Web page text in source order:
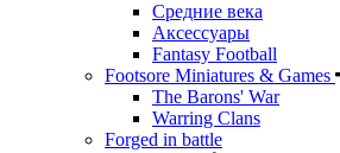
Средние века
Аксессуары
Fantasy Football
Footsore Miniatures & Games
The Barons' War
Warring Clans
Forged in battle